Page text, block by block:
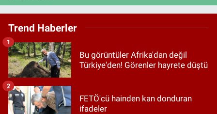
Trend Haberler
Bu görüntüler Afrika'dan değil
Türkiye'den! Görenler hayrete düştü
1
FETÖ'cü hainden kan donduran
ifadeler
2